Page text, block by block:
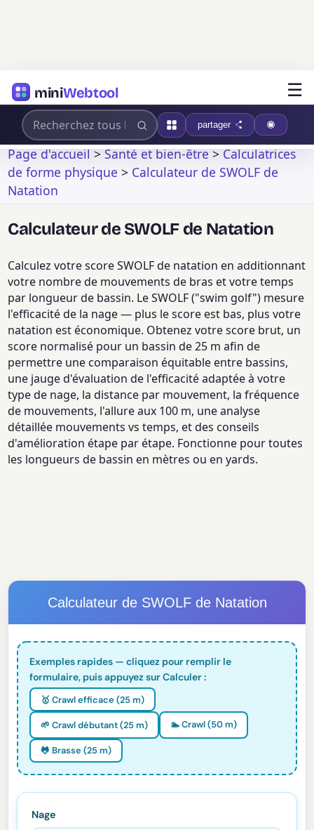
miniWebtool ☰
partager
Page d'accueil>Santé et bien-être>Calculatrices
de forme physique > Calculateur de SWOLF de
Natation
Calculateur de SWOLF de Natation
Calculez votre score SWOLF de natation en additionnant
votre nombre de mouvements de bras et votre temps
par longueur de bassin. Le SWOLF ("swim golf") mesure
l'efficacité de la nage — plus le score est bas, plus votre
natation est économique. Obtenez votre score brut, un
score normalisé pour un bassin de 25 m afin de
permettre une comparaison équitable entre bassins,
une jauge d'évaluation de l'efficacité adaptée à votre
type de nage, la distance par mouvement, la fréquence
de mouvements, l'allure aux 100 m, une analyse
détaillée mouvements vs temps, et des conseils
d'amélioration étape par étape. Fonctionne pour toutes
les longueurs de bassin en mètres ou en yards.
Calculateur de SWOLF de Natation
Exemples rapides — cliquez pour remplir le
formulaire, puis appuyez sur Calculer :
🥇 Crawl efficace (25 m)
🌱 Crawl débutant (25 m) 🏊 Crawl (50 m)
🐸 Brasse (25 m)
Nage